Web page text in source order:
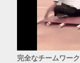
完全なチームワー